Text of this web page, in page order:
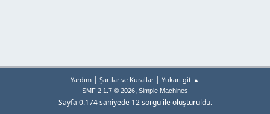
Yardım | Şartlar ve Kurallar| Yukarı git ▲
SMF 2.1.7 © 2026, Simple Machines
Sayfa 0.174 saniyede 12 sorgu ile oluşturuldu.